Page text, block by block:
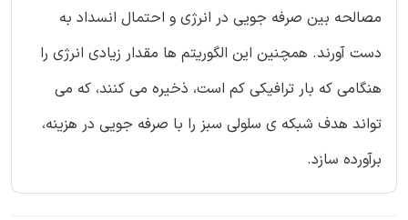
مصالحه بین صرفه جویی در انرژی و احتمال انسداد به
دست آورند. همچنین این الگوریتم ها مقدار زیادی انرژی را
هنگامی که بار ترافیکی کم است، ذخیره می کنند، که می
تواند هدف شبکه ی سلولی سبز را با صرفه جویی در هزینه،
برآورده سازد.